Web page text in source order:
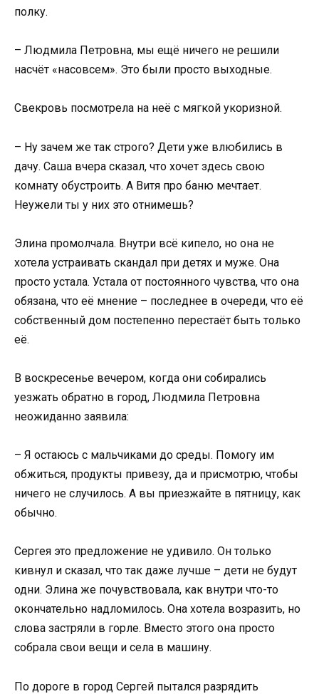
полку.
– Людмила Петровна, мы ещё ничего не решили
насчёт «насовсем». Это были просто выходные.
Свекровь посмотрела на неё с мягкой укоризной.
– Ну зачем же так строго? Дети уже влюбились в
дачу. Саша вчера сказал, что хочет здесь свою
комнату обустроить. А Витя про баню мечтает.
Неужели ты у них это отнимешь?
Элина промолчала. Внутри всё кипело, но она не
хотела устраивать скандал при детях и муже. Она
просто устала. Устала от постоянного чувства, что она
обязана, что её мнение – последнее в очереди, что её
собственный дом постепенно перестаёт быть только
её.
В воскресенье вечером, когда они собирались
уезжать обратно в город, Людмила Петровна
неожиданно заявила:
– Я остаюсь с мальчиками до среды. Помогу им
обжиться, продукты привезу, да и присмотрю, чтобы
ничего не случилось. А вы приезжайте в пятницу, как
обычно.
Сергея это предложение не удивило. Он только
кивнул и сказал, что так даже лучше – дети не будут
одни. Элина же почувствовала, как внутри что-то
окончательно надломилось. Она хотела возразить, но
слова застряли в горле. Вместо этого она просто
собрала свои вещи и села в машину.
По дороге в город Сергей пытался разрядить